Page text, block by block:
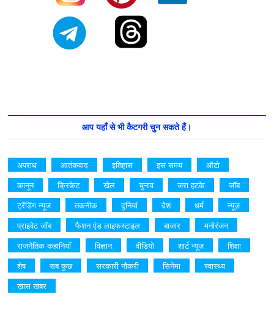
आप यहाँ से भी कैटगरी चुन सकते हैं।
अपराध आतंकवाद इतिहास इस समय
ऑटो
कानून
क्रिकेट खेल चुनाव जरा हटके
जॉब
ट्रेंडिंग न्यूज
तकनीक दुनियां देश धर्म
न्यूज़
प्राइवेट जॉब
फैशन एंड लाइफस्टाइल बाजार
मनोरंजन
राजनैतिक कहानियाँ
विज्ञान वीडियो शार्ट न्यूज़
शिक्षा
शेष
सब कुछ सरकारी नौकरी सिनेमा
स्वास्थ्य
ख़ास खबर